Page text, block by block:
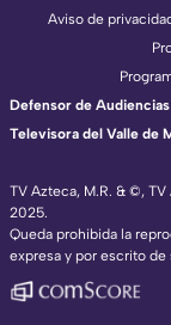
TV Azteca, M.R. & ©,
2025.
Queda prohibida la
expresa y por escrito de
Aviso de
Defensor de
Televisora del Valle de